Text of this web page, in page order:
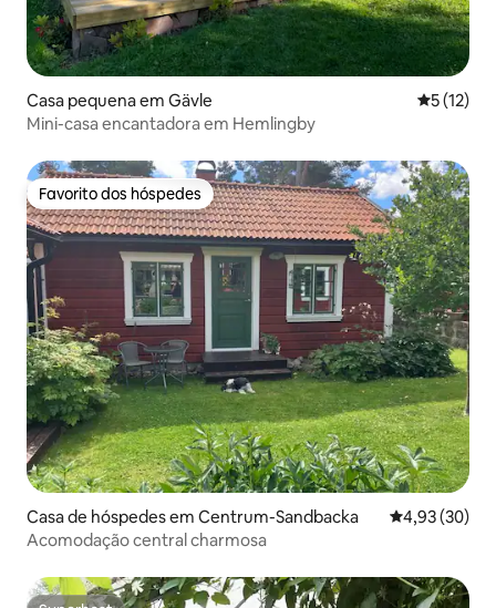
Casa pequena em Gävle
5 (12)
Mini-casa encantadora em Hemlingby
Favorito dos hóspedes
Favorito dos hóspedes
Casa de hóspedes em Centrum-Sandbacka Classificação
4,93 (30)
Acomodação central charmosa